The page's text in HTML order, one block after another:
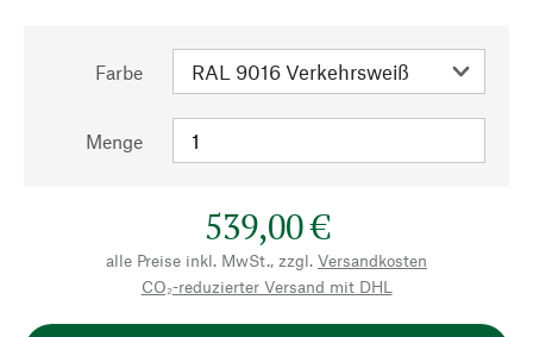
Farbe
Menge
539,00 €
alle Preise inkl. MwSt., zzgl. Versandkosten
CO₂-reduzierter Versand mit DHL